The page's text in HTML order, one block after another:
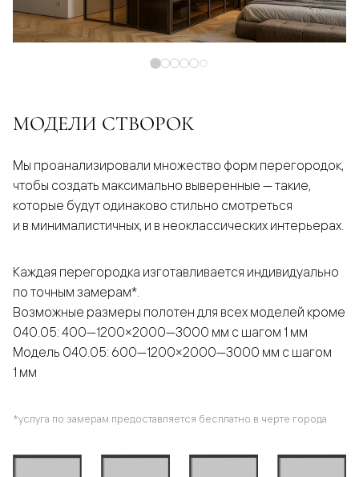
МОДЕЛИ СТВОРОК
Мы проанализировали множество форм перегородок,
чтобы создать максимально выверенные — такие,
которые будут одинаково стильно смотреться
и в минималистичных, и в неоклассических интерьерах.
Каждая перегородка изготавливается индивидуально
по точным замерам*.
Возможные размеры полотен для всех моделей кроме
040.05: 400—1200×2000—3000 мм с шагом 1 мм
Модель 040.05: 600—1200×2000—3000 мм с шагом
1 мм
*услуга по замерам предоставляется бесплатно в черте города